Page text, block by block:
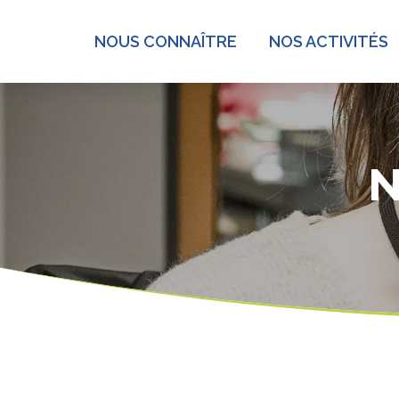
NOUS CONNAÎTRE NOS ACTIVITÉS